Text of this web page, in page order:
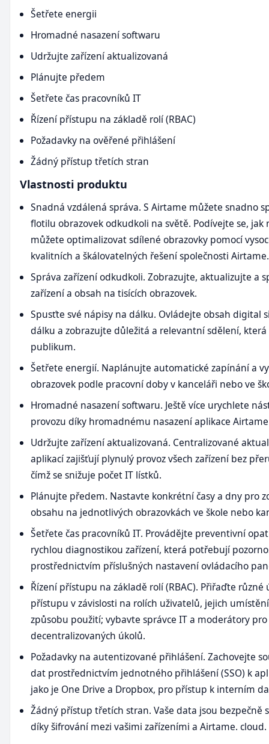
Šetřete energii
Hromadné nasazení softwaru
Udržujte zařízení aktualizovaná
Plánujte předem
Šetřete čas pracovníků IT
Řízení přístupu na základě rolí (RBAC)
Požadavky na ověřené přihlášení
Žádný přístup třetích stran
Vlastnosti produktu
Snadná vzdálená správa. S Airtame můžete snadno
flotilu obrazovek odkudkoli na světě. Podívejte se, jak
můžete optimalizovat sdílené obrazovky pomocí
kvalitních a škálovatelných řešení společnosti Airtame.
Správa zařízení odkudkoli. Zobrazujte, aktualizujte a
zařízení a obsah na tisících obrazovek.
Spusťte své nápisy na dálku. Ovládejte obsah digital
dálku a zobrazujte důležitá a relevantní sdělení,
publikum.
Šetřete energií. Naplánujte automatické zapínání a
obrazovek podle pracovní doby v kanceláři nebo ve
Hromadné nasazení softwaru. Ještě více urychlete
provozu díky hromadnému nasazení aplikace
Udržujte zařízení aktualizovaná. Centralizované
aplikací zajišťují plynulý provoz všech zařízení bez
čímž se snižuje počet IT lístků.
Plánujte předem. Nastavte konkrétní časy a dny pro
obsahu na jednotlivých obrazovkách ve škole nebo
Šetřete čas pracovníků IT. Provádějte preventivní
rychlou diagnostikou zařízení, která potřebují
prostřednictvím příslušných nastavení ovládacího
Řízení přístupu na základě rolí (RBAC). Přiřaďte různé
přístupu v závislosti na rolích uživatelů, jejich
způsobu použití; vybavte správce IT a moderátory
decentralizovaných úkolů.
Požadavky na autentizované přihlášení. Zachovejte
dat prostřednictvím jednotného přihlášení (SSO) k
jako je One Drive a Dropbox, pro přístup k interním
Žádný přístup třetích stran. Vaše data jsou bezpečně
díky šifrování mezi vašimi zařízeními a Airtame. cloud.